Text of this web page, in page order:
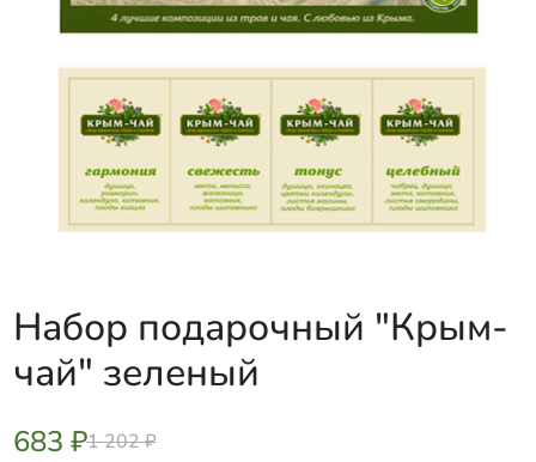
Набор подарочный "Крым-
чай" зеленый
683 ₽1 202 ₽